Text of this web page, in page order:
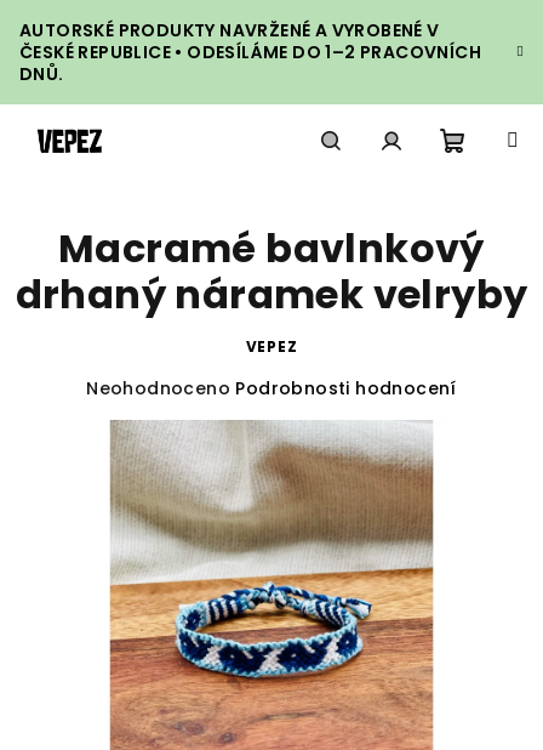
na
obsah
AUTORSKÉ PRODUKTY NAVRŽENÉ A VYROBENÉ V
ČESKÉ REPUBLICE • ODESÍLÁME DO 1–2 PRACOVNÍCH
DNŮ.
košík
Macramé bavlnkový
drhaný náramek velryby
VEPEZ
Průměrné
produktu
hvězdiček.
Neohodnoceno Podrobnosti hodnocení